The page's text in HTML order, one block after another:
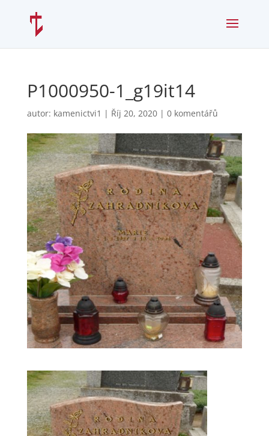
P1000950-1_g19it14
autor: kamenictvi1 | Říj 20, 2020| 0 komentářů